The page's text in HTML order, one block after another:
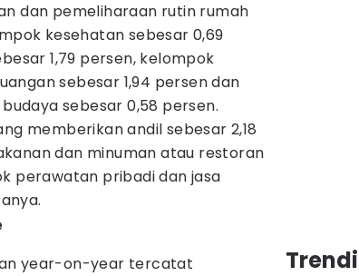
dan pemeliharaan rutin rumah
kesehatan sebesar 0,69
1,79 persen, kelompok
sebesar 1,94 persen dan
sebesar 0,58 persen.
memberikan andil sebesar 2,18
dan minuman atau restoran
perawatan pribadi dan jasa
year-on-year tercatat